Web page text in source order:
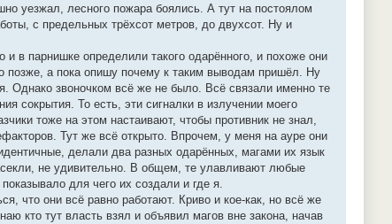
уезжал, лесного пожара боялись. А тут на постоялом
с предельных трёхсот метров, до двухсот. Ну и
в парнишке определили такого одарённого, и похоже они
позже, а пока опишу почему к таким выводам пришёл. Ну
Однако звоночком всё же не было. Всё связали именно те
сокрытия. То есть, эти сигналки в излучении моего
тоже на этом настаивают, чтобы противник не знал,
Тут же всё открыто. Впрочем, у меня на ауре они
делали два разных одарённых, магами их язык
не удивительно. В общем, те улавливают любые
для чего их создали и где я.
что они всё равно работают. Криво и кое-как, но всё же
кто тут власть взял и объявил магов вне закона, начав